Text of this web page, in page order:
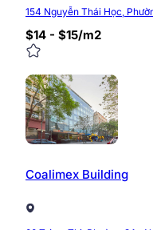
154 Nguyễn Thái Học,
$14 - $15/m2
Coalimex Building